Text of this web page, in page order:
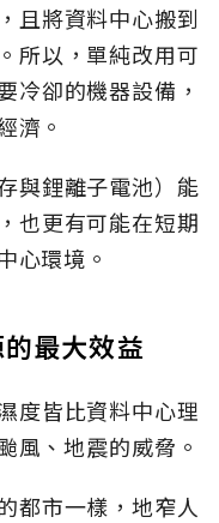
且將資料中心搬到
所以，單純改用可
冷卻的機器設備，
濟。
與鋰離子電池）能
也更有可能在短期
心環境。
最大效益
度皆比資料中心理
風、地震的威脅。
都市一樣，地窄人